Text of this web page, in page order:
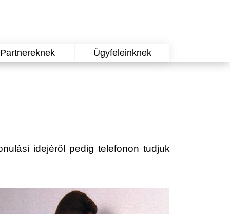
Partnereknek Ügyfeleinknek
idejéről pedig telefonon tudjuk